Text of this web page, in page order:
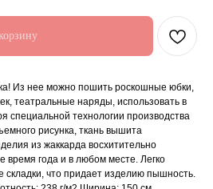
Из нее можно пошить роскошные юбки,
театральные наряды, использовать в
специальной технологии производства
рисунка, ткань вышита
из жаккарда восхитительно
время года и в любом месте. Легко
что придает изделию пышность.